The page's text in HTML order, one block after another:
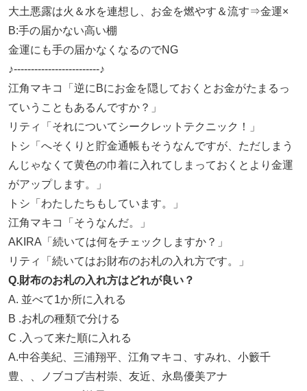
大土悪露は火＆水を連想し、お金を燃やす＆流す⇒金運×
B:手の届かない高い棚
金運にも手の届かなくなるのでNG
♪-------------------------♪
江角マキコ「逆にBにお金を隠しておくとお金がたまるっ
ていうこともあるんですか？」
リティ「それについてシークレットテクニック！」
トシ「へそくりと貯金通帳もそうなんですが、ただしまう
んじゃなくて黄色の巾着に入れてしまっておくとより金運
がアップします。」
トシ「わたしたちもしています。」
江角マキコ「そうなんだ。」
AKIRA「続いては何をチェックしますか？」
リティ「続いてはお財布のお札の入れ方です。」
Q.財布のお札の入れ方はどれが良い？
A. 並べて1か所に入れる
B .お札の種類で分ける
C .入って来た順に入れる
A.中谷美紀、三浦翔平、江角マキコ、すみれ、小籔千
豊、、ノブコブ吉村崇、友近、永島優美アナ